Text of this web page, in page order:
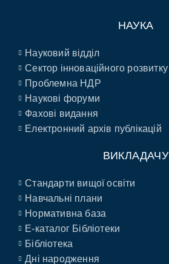
НАУКА
Науковий відділ
Сектор інноваційного розвитку
Проблемна НДР
Наукові форуми
Фахові видання
Електронний архів публікацій
ВИКЛАДАЧУ
Стандарти вищої освіти
Навчальні плани
Нормативна база
E-каталог Бібліотеки
Бібліотека
Дні народження